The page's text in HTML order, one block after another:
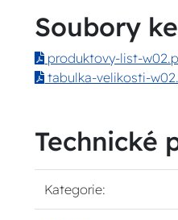
Soubory
produktovy-list-
tabulka-velikosti-
Technické
Kategorie: